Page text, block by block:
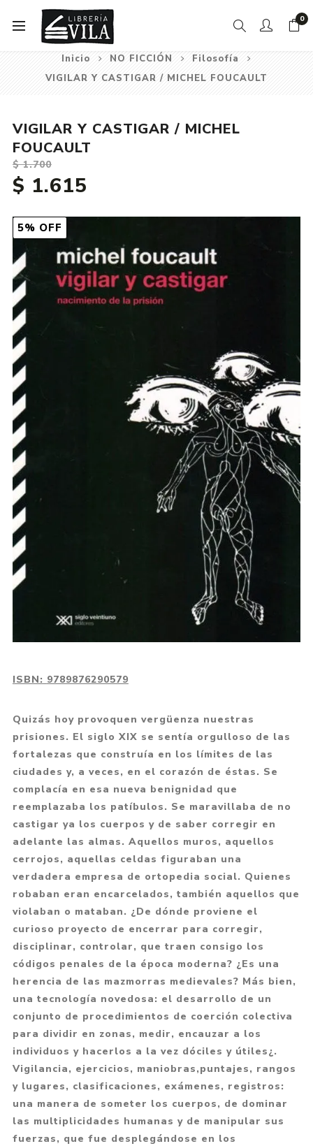
0
Inicio NO FICCIÓN
Filosofía
VIGILAR Y CASTIGAR / MICHEL FOUCAULT
5% OFF
VIGILAR Y CASTIGAR / MICHEL
FOUCAULT
$ 1.700
$ 1.615
ISBN: 9789876290579
Quizás hoy provoquen vergüenza nuestras
prisiones. El siglo XIX se sentía orgulloso de las
fortalezas que construía en los límites de las
ciudades y, a veces, en el corazón de éstas. Se
complacía en esa nueva benignidad que
reemplazaba los patíbulos. Se maravillaba de no
castigar ya los cuerpos y de saber corregir en
adelante las almas. Aquellos muros, aquellos
cerrojos, aquellas celdas figuraban una
verdadera empresa de ortopedia social. Quienes
robaban eran encarcelados, también aquellos que
violaban o mataban. ¿De dónde proviene el
curioso proyecto de encerrar para corregir,
disciplinar, controlar, que traen consigo los
códigos penales de la época moderna? ¿Es una
herencia de las mazmorras medievales? Más bien,
una tecnología novedosa: el desarrollo de un
conjunto de procedimientos de coerción colectiva
para dividir en zonas, medir, encauzar a los
individuos y hacerlos a la vez dóciles y útiles¿.
Vigilancia, ejercicios, maniobras,puntajes, rangos
y lugares, clasificaciones, exámenes, registros:
una manera de someter los cuerpos, de dominar
las multiplicidades humanas y de manipular sus
fuerzas, que fue desplegándose en los